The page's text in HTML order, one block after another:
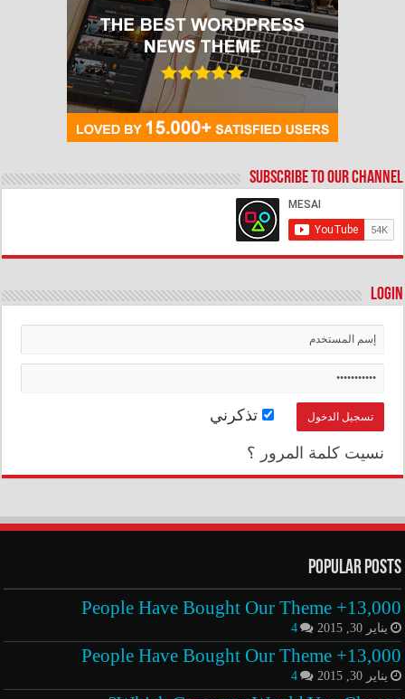
Subscribe to our Channel
Login
تذكرني
نسيت كلمة المرور ؟
Popular Posts
13,000+ People Have Bought Our Theme
يناير 30, 2015 4
13,000+ People Have Bought Our Theme
يناير 30, 2015 4